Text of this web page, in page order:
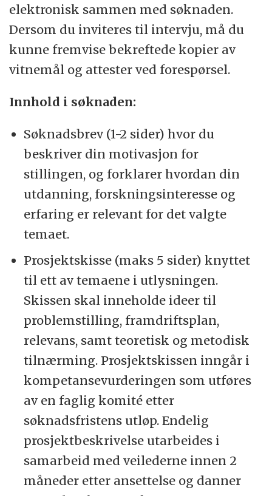
elektronisk sammen med søknaden.
Dersom du inviteres til intervju, må du
kunne fremvise bekreftede kopier av
vitnemål og attester ved forespørsel.
Innhold i søknaden:
Søknadsbrev (1-2 sider) hvor du
beskriver din motivasjon for
stillingen, og forklarer hvordan din
utdanning, forskningsinteresse og
erfaring er relevant for det valgte
temaet.
Prosjektskisse (maks 5 sider) knyttet
til ett av temaene i utlysningen.
Skissen skal inneholde ideer til
problemstilling, framdriftsplan,
relevans, samt teoretisk og metodisk
tilnærming. Prosjektskissen inngår i
kompetansevurderingen som utføres
av en faglig komité etter
søknadsfristens utløp. Endelig
prosjektbeskrivelse utarbeides i
samarbeid med veilederne innen 2
måneder etter ansettelse og danner